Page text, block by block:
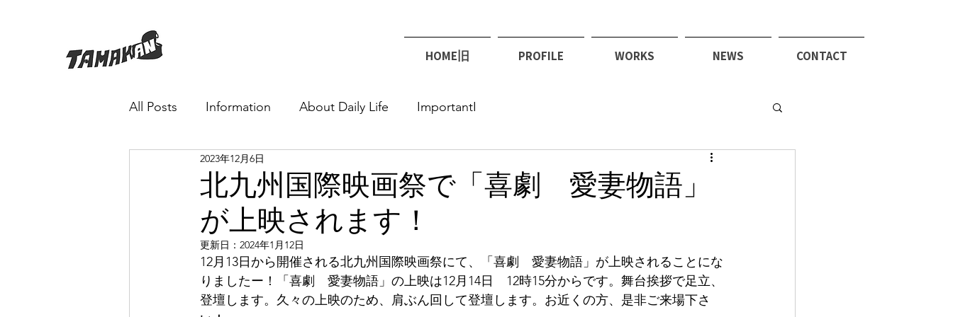
HOME旧 PROFILE WORKS NEWS CONTACT
All Posts Information About Daily Life ImportantI
北九州国際映画祭で「喜劇 愛妻物語」
が上映されます！
2023年12月6日
更新日： 2024年1月12日
12月13日から開催される北九州国際映画祭にて、「喜劇　愛妻物語」が上映されることにな
りましたー！「喜劇　愛妻物語」の上映は12月14日　12時15分からです。舞台挨拶で足立、
登壇します。久々の上映のため、肩ぶん回して登壇します。お近くの方、是非ご来場下さ